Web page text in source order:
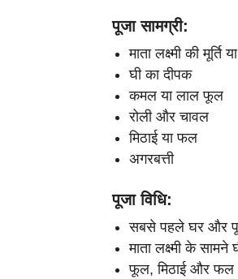
पूजा सामग्री:
माता लक्ष्मी की मूर्ति
घी का दीपक
कमल या लाल फूल
रोली और चावल
मिठाई या फल
अगरबत्ती
पूजा विधि:
सबसे पहले घर और
माता लक्ष्मी के
फूल, मिठाई और फल